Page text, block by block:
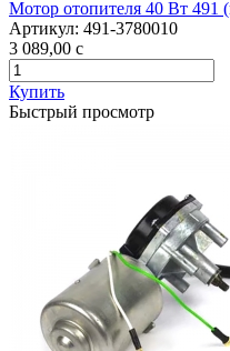
Мотор отопителя 40 Вт 491
Артикул: 491-3780010
3 089,00 c
Купить
Быстрый просмотр